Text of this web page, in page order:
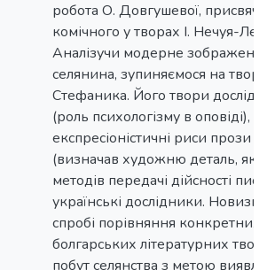
робота О. Довгушевої,
комічного у творах І. Нечуя-
Аналізучи модерне
селянина, зупиняємося на
Стефаника. Його твори
(роль психологізму в оповіді),
експресіоністичні риси прози
(визначав художню деталь, як
методів передачі дійсності
українські дослідники.
спробі порівняння конкретних
болгарських літературних
побут селянства з метою